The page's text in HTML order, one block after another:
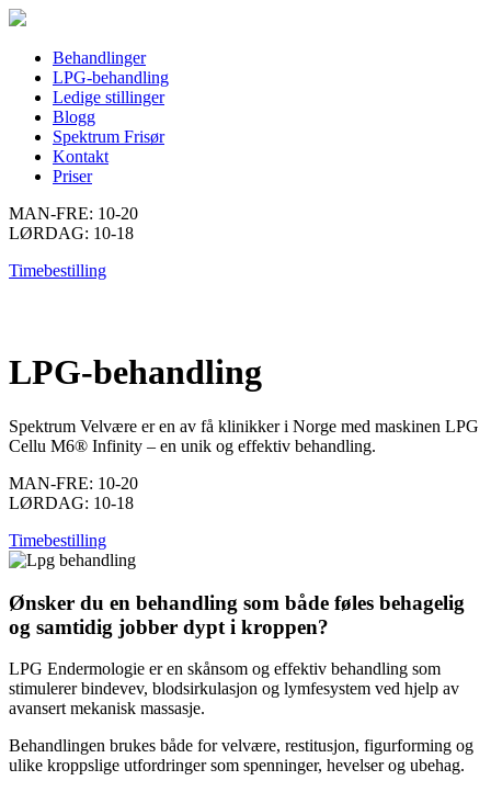
Behandlinger
LPG-behandling
Ledige stillinger
Blogg
Spektrum Frisør
Kontakt
Priser
MAN-FRE: 10-20
LØRDAG: 10-18
Timebestilling
LPG-behandling
Spektrum Velvære er en av få klinikker i Norge med maskinen LPG
Cellu M6® Infinity – en unik og effektiv behandling.
MAN-FRE: 10-20
LØRDAG: 10-18
Timebestilling
Ønsker du en behandling som både føles behagelig
og samtidig jobber dypt i kroppen?
LPG Endermologie er en skånsom og effektiv behandling som
stimulerer bindevev, blodsirkulasjon og lymfesystem ved hjelp av
avansert mekanisk massasje.
Behandlingen brukes både for velvære, restitusjon, figurforming og
ulike kroppslige utfordringer som spenninger, hevelser og ubehag.